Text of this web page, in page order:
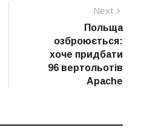
Next
post:
Польща
озброюється:
хоче придбати
96 вертольотів
Apache